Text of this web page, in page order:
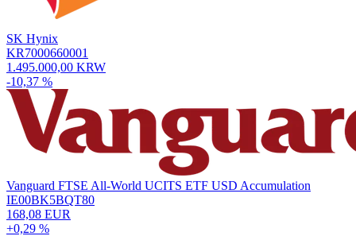
SK Hynix
KR7000660001
1.495.000,00 KRW
-10,37 %
Vanguard FTSE All-World UCITS ETF USD Accumulation
IE00BK5BQT80
168,08 EUR
+0,29 %